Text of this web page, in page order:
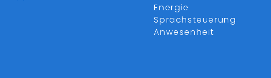
Energie
Sprachsteuerung
Anwesenheit